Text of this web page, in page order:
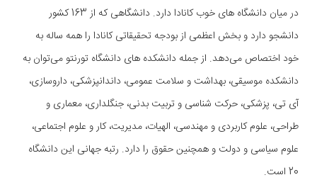
در میان دانشگاه های خوب کانادا دارد. دانشگاهی که از 163 کشور
دانشجو دارد و بخش اعظمی از بودجه تحقیقاتی کانادا را همه ساله به
خود اختصاص می‌دهد. از جمله دانشکده های دانشگاه تورنتو می‌توان به
دانشکده موسیقی، بهداشت و سلامت عمومی، داندانپزشکی، داروسازی،
آی تی، پزشکی، حرکت شناسی و تربیت بدنی، جنگلداری، معماری و
طراحی، علوم کاربردی و مهندسی، الهیات، مدیریت، کار و علوم اجتماعی،
علوم سیاسی و دولت و همچنین حقوق را دارد. رتبه جهانی این دانشگاه
20 است.